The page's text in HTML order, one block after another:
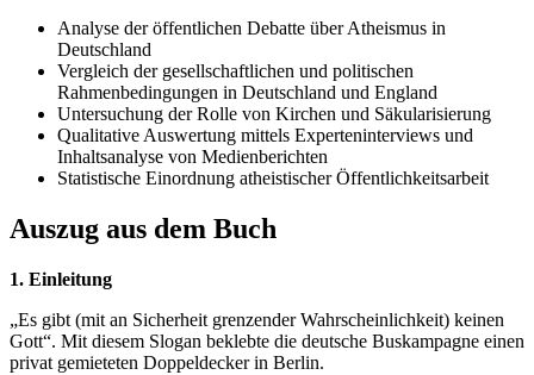
Analyse der öffentlichen Debatte über Atheismus in
Deutschland
Vergleich der gesellschaftlichen und politischen
Rahmenbedingungen in Deutschland und England
Untersuchung der Rolle von Kirchen und Säkularisierung
Qualitative Auswertung mittels Experteninterviews und
Inhaltsanalyse von Medienberichten
Statistische Einordnung atheistischer Öffentlichkeitsarbeit
Auszug aus dem Buch
1. Einleitung
„Es gibt (mit an Sicherheit grenzender Wahrscheinlichkeit) keinen
Gott“. Mit diesem Slogan beklebte die deutsche Buskampagne einen
privat gemieteten Doppeldecker in Berlin.